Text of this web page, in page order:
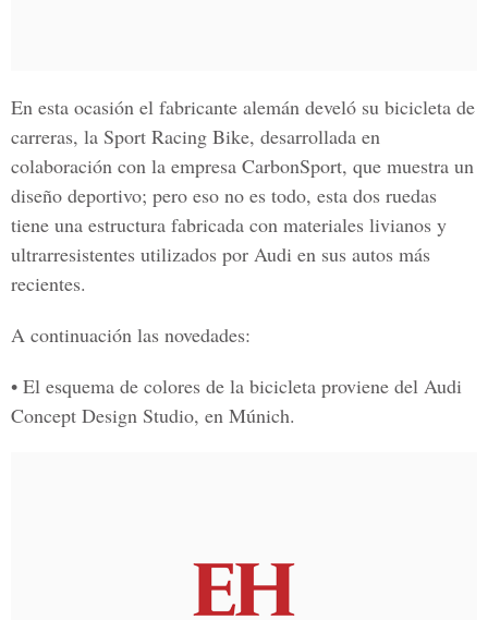
En esta ocasión el fabricante alemán develó su bicicleta de
carreras, la Sport Racing Bike, desarrollada en
colaboración con la empresa CarbonSport, que muestra un
diseño deportivo; pero eso no es todo, esta dos ruedas
tiene una estructura fabricada con materiales livianos y
ultrarresistentes utilizados por Audi en sus autos más
recientes.
A continuación las novedades:
• El esquema de colores de la bicicleta proviene del Audi
Concept Design Studio, en Múnich.